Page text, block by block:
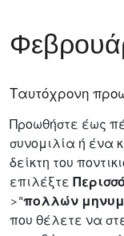
Ταυτόχρονη
Προωθήστε έως
συνομιλία ή ένα
δείκτη του
επιλέξτε
>"πολλών
που θέλετε να